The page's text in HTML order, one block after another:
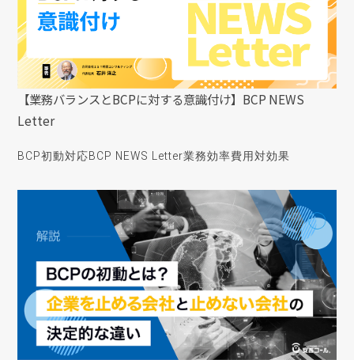
【業務バランスとBCPに対する意識付け】BCP NEWS
Letter
BCP初動対応BCP NEWS Letter業務効率費用対効果